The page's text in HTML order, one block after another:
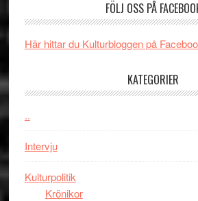
FÖLJ OSS PÅ
Här hittar du Kulturbloggen på
KATEGORIER
..
Intervju
Kulturpolitik
Krönikor